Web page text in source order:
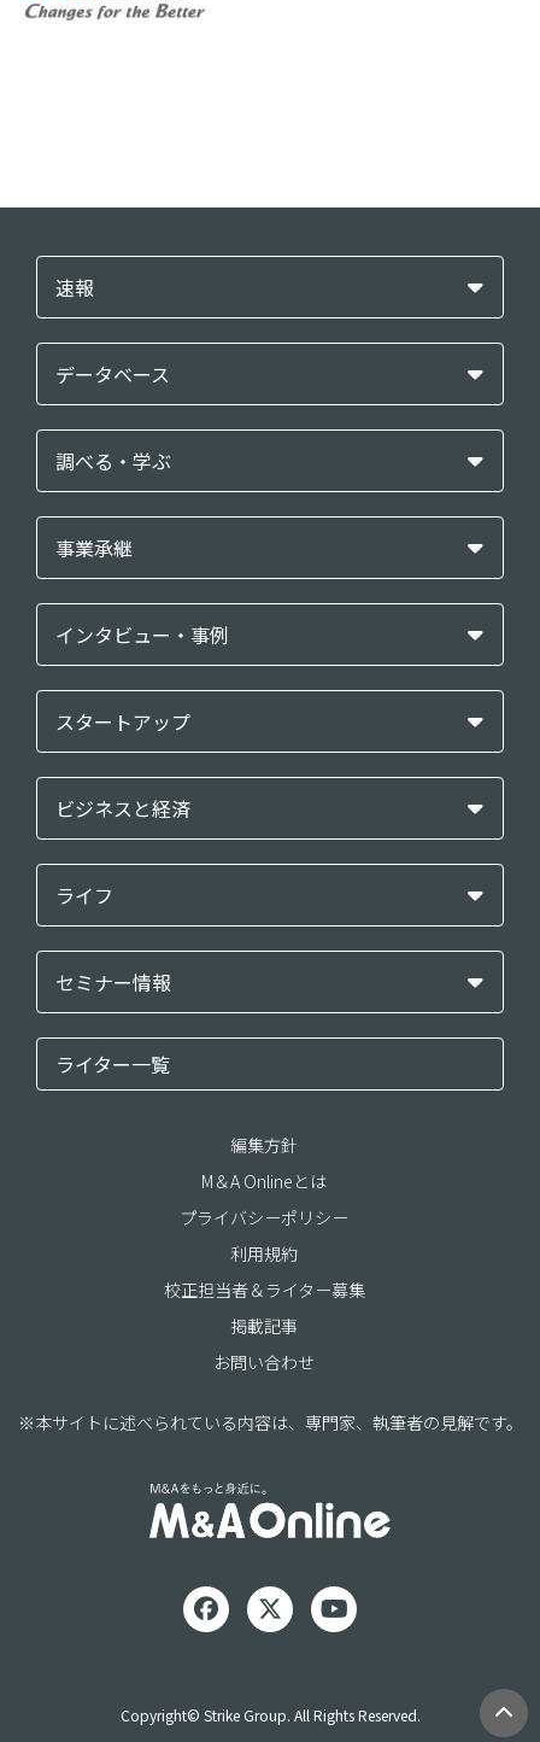
速報
データベース
調べる・学ぶ
事業承継
インタビュー・事例
スタートアップ
ビジネスと経済
ライフ
セミナー情報
ライター一覧
編集方針
M＆A Onlineとは
プライバシーポリシー
利用規約
校正担当者＆ライター募集
掲載記事
お問い合わせ
※本サイトに述べられている内容は、専門家、執筆者の見解です。
Copyright© Strike Group. All Rights Reserved.